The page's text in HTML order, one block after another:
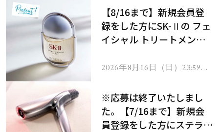
【8/16まで】新規会員登
録をした方にSK-Ⅱの フェ
イシャル トリートメント
2026年8月16日（日）23:59ま
※応募は終了いたしまし
た。【7/16まで】新規会
員登録をした方にステラボ